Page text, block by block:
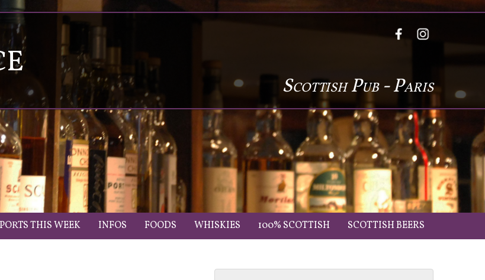
Scottish Pub - Paris
THIS WEEK INFOS FOODS WHISKIES 100% SCOTTISH SCOTTISH BEERS